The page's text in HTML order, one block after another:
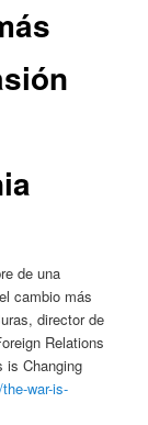
de una
cambio más
director de
Relations
is Changing
war-is-